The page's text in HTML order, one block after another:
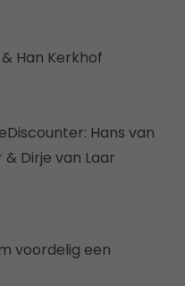
Han Kerkhof
Hans van
Dirje van Laar
voordelig een